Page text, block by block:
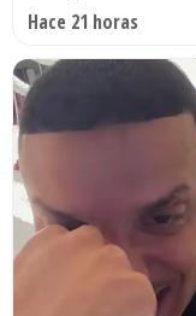
Hace 21 horas